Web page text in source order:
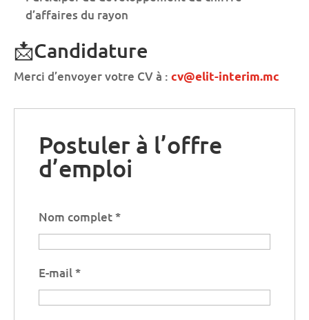
d’affaires du rayon
📩Candidature
Merci d’envoyer votre CV à : cv@elit-interim.mc
Postuler à l’offre
d’emploi
Nom complet*
E-mail*